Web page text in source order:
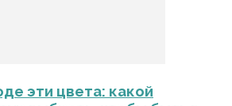
эти цвета: какой